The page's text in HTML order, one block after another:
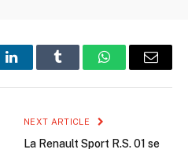
LinkedInTumblr WhatsAppEmail
NEXT ARTICLE
La Renault Sport R.S. 01 se